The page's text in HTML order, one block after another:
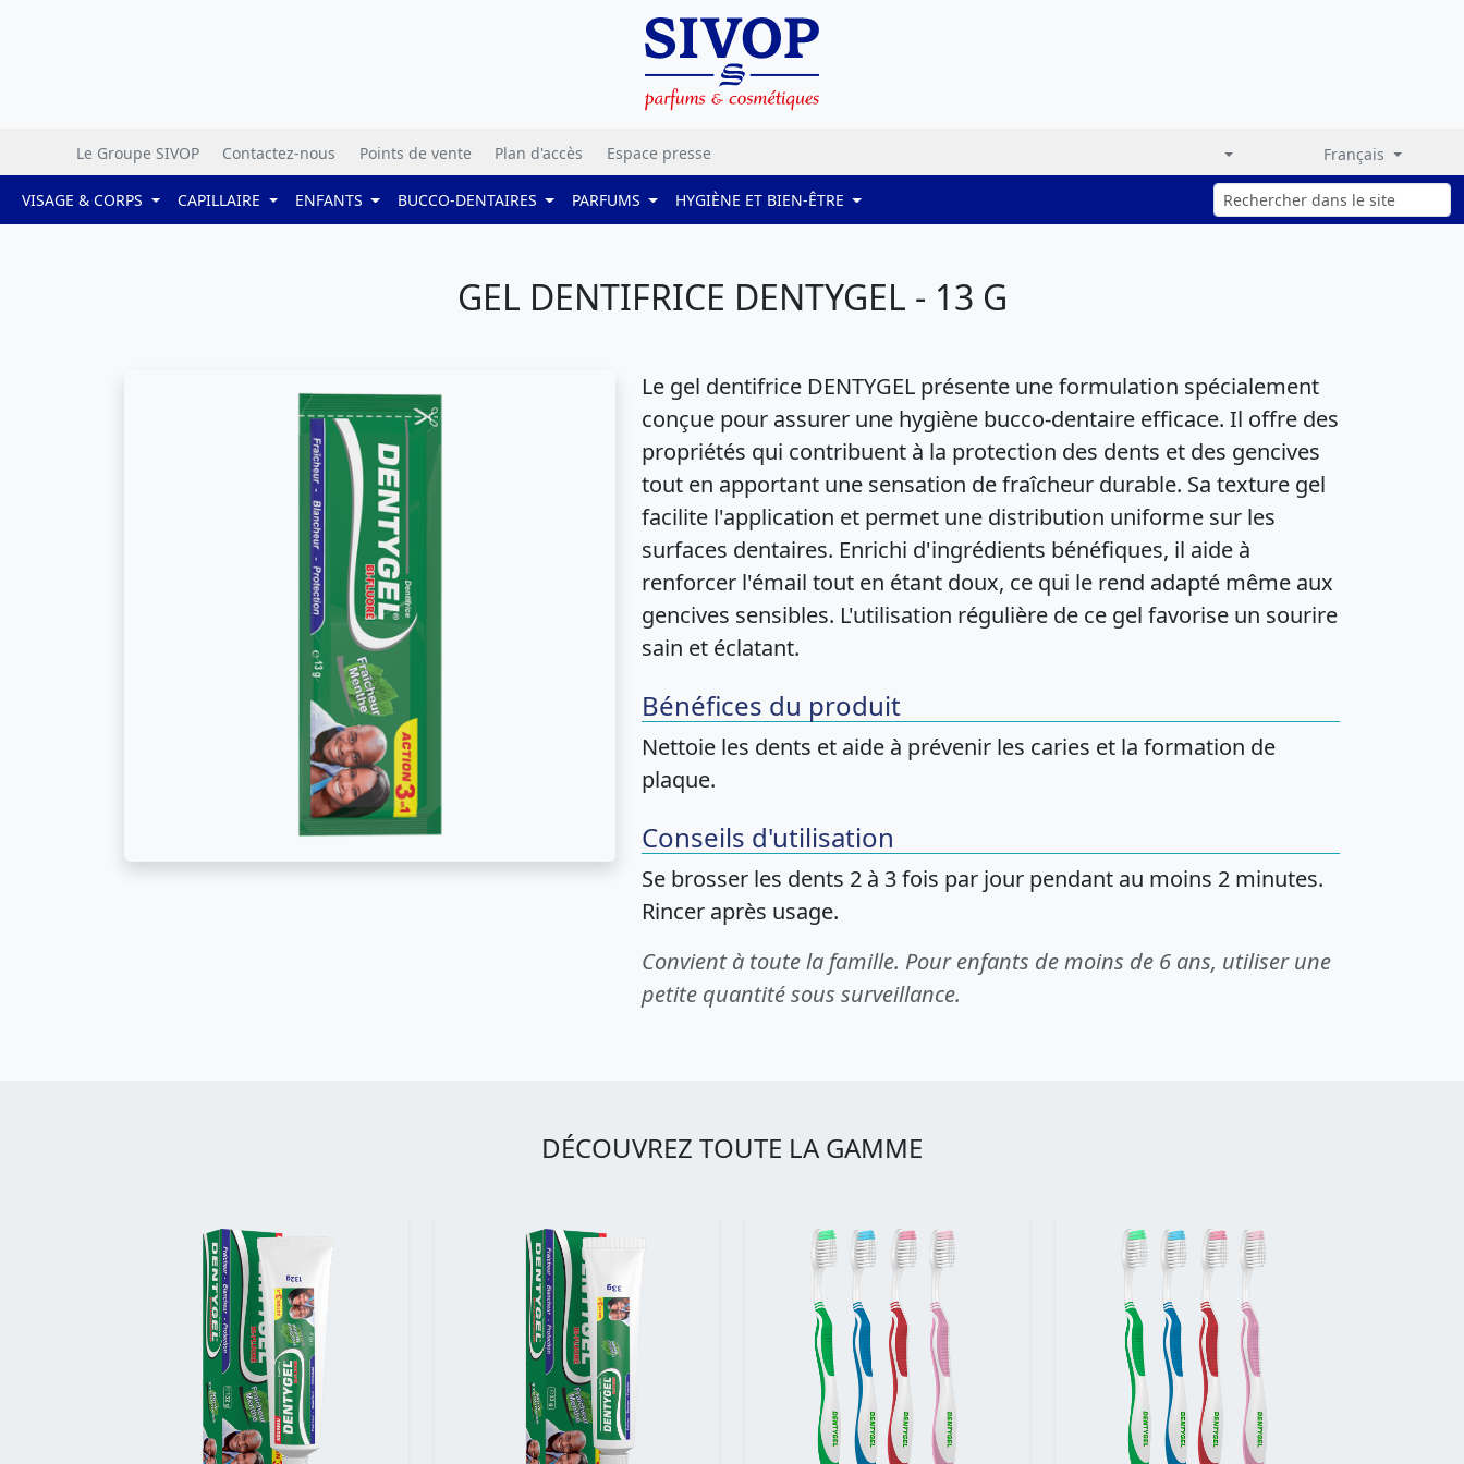
Le Groupe SIVOP Contactez-nous Points de vente Plan d'accès Espace presse Français
VISAGE & CORPS CAPILLAIRE ENFANTS BUCCO-DENTAIRES PARFUMS HYGIÈNE ET BIEN-ÊTRE
GEL DENTIFRICE DENTYGEL - 13 G
Le gel dentifrice DENTYGEL présente une formulation spécialement
conçue pour assurer une hygiène bucco-dentaire efficace. Il offre des
propriétés qui contribuent à la protection des dents et des gencives
tout en apportant une sensation de fraîcheur durable. Sa texture gel
facilite l'application et permet une distribution uniforme sur les
surfaces dentaires. Enrichi d'ingrédients bénéfiques, il aide à
renforcer l'émail tout en étant doux, ce qui le rend adapté même aux
gencives sensibles. L'utilisation régulière de ce gel favorise un sourire
sain et éclatant.
Bénéfices du produit
Nettoie les dents et aide à prévenir les caries et la formation de
plaque.
Conseils d'utilisation
Se brosser les dents 2 à 3 fois par jour pendant au moins 2 minutes.
Rincer après usage.
Convient à toute la famille. Pour enfants de moins de 6 ans, utiliser une
petite quantité sous surveillance.
DÉCOUVREZ TOUTE LA GAMME
Précédent Suivant